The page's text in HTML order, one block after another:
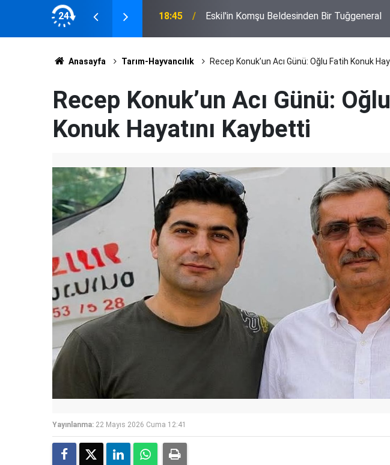
24
il başkanı oldu 18:45 Eskil'in Komşu Beldesinden Bir Tuğgeneral
Anasayfa Tarım-Hayvancılık Recep Konuk’un Acı Günü: Oğlu Fatih Konuk
Recep Konuk’un Acı Günü:
Konuk Hayatını Kaybetti
Yayınlanma: 22 Mayıs 2026 Cuma 12:41